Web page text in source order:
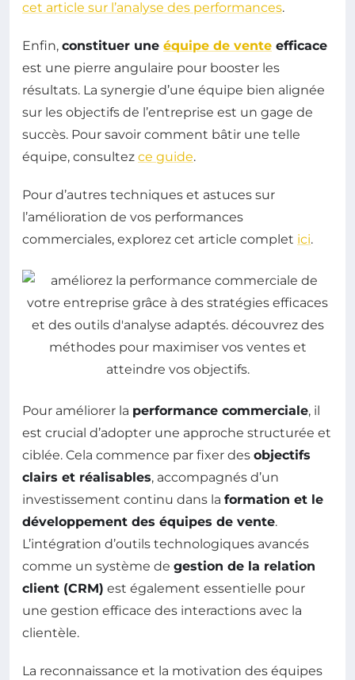
cet article sur l’analyse des performances.
Enfin, constituer une équipe de vente efficace
est une pierre angulaire pour booster les
résultats. La synergie d’une équipe bien alignée
sur les objectifs de l’entreprise est un gage de
succès. Pour savoir comment bâtir une telle
équipe, consultez ce guide.
Pour d’autres techniques et astuces sur
l’amélioration de vos performances
commerciales, explorez cet article complet ici.
Pour améliorer la performance commerciale, il
est crucial d’adopter une approche structurée et
ciblée. Cela commence par fixer des objectifs
clairs et réalisables, accompagnés d’un
investissement continu dans la formation et le
développement des équipes de vente.
L’intégration d’outils technologiques avancés
comme un système de gestion de la relation
client (CRM) est également essentielle pour
une gestion efficace des interactions avec la
clientèle.
La reconnaissance et la motivation des équipes